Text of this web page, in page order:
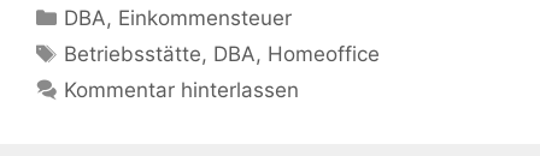
Kategorien
DBA, Einkommensteuer
Schlagwörter
Betriebsstätte, DBA, Homeoffice
Kommentar hinterlassen